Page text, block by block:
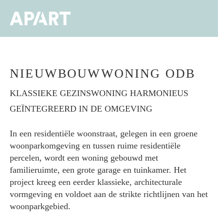
NIEUWBOUWWONING ODB
KLASSIEKE GEZINSWONING HARMONIEUS
GEÏNTEGREERD IN DE OMGEVING
In een residentiële woonstraat, gelegen in een groene
woonparkomgeving en tussen ruime residentiële
percelen, wordt een woning gebouwd met
familieruimte, een grote garage en tuinkamer. Het
project kreeg een eerder klassieke, architecturale
vormgeving en voldoet aan de strikte richtlijnen van het
woonparkgebied.